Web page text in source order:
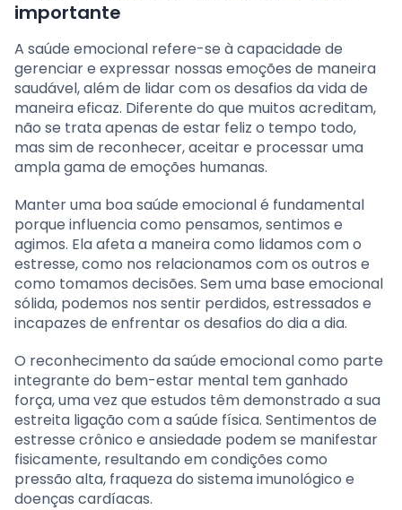
importante
A saúde emocional refere-se à capacidade de
gerenciar e expressar nossas emoções de maneira
saudável, além de lidar com os desafios da vida de
maneira eficaz. Diferente do que muitos acreditam,
não se trata apenas de estar feliz o tempo todo,
mas sim de reconhecer, aceitar e processar uma
ampla gama de emoções humanas.
Manter uma boa saúde emocional é fundamental
porque influencia como pensamos, sentimos e
agimos. Ela afeta a maneira como lidamos com o
estresse, como nos relacionamos com os outros e
como tomamos decisões. Sem uma base emocional
sólida, podemos nos sentir perdidos, estressados e
incapazes de enfrentar os desafios do dia a dia.
O reconhecimento da saúde emocional como parte
integrante do bem-estar mental tem ganhado
força, uma vez que estudos têm demonstrado a sua
estreita ligação com a saúde física. Sentimentos de
estresse crônico e ansiedade podem se manifestar
fisicamente, resultando em condições como
pressão alta, fraqueza do sistema imunológico e
doenças cardíacas.